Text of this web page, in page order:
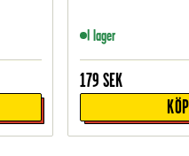
I lager
179 SEK
KÖP